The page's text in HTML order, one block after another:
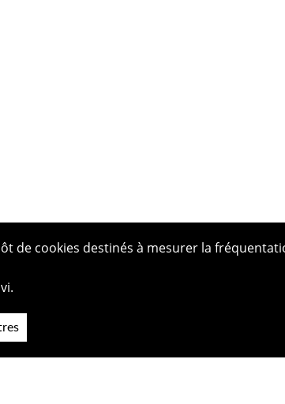
de cookies destinés à mesurer la